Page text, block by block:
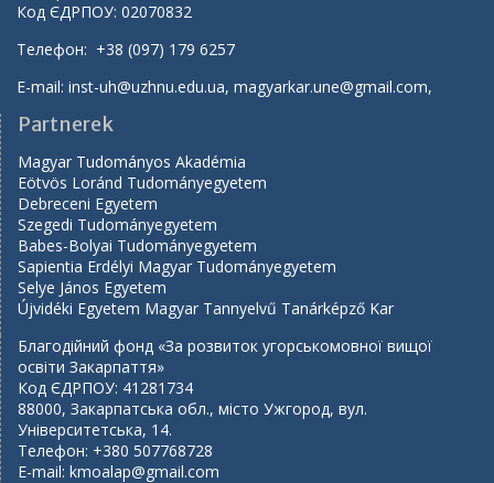
Код ЄДРПОУ: 02070832
Телефон: +38 (097) 179 6257
E-mail: inst-uh@uzhnu.edu.ua, magyarkar.une@gmail.com,
Partnerek
Magyar Tudományos Akadémia
Eötvös Loránd Tudományegyetem
Debreceni Egyetem
Szegedi Tudományegyetem
Babes-Bolyai Tudományegyetem
Sapientia Erdélyi Magyar Tudományegyetem
Selye János Egyetem
Újvidéki Egyetem Magyar Tannyelvű Tanárképző Kar
Благодійний фонд «За розвиток угорськомовної вищої
освіти Закарпаття»
Код ЄДРПОУ: 41281734
88000, Закарпатська обл., місто Ужгород, вул.
Університетська, 14.
Телефон: +380 507768728
E-mail: kmoalap@gmail.com